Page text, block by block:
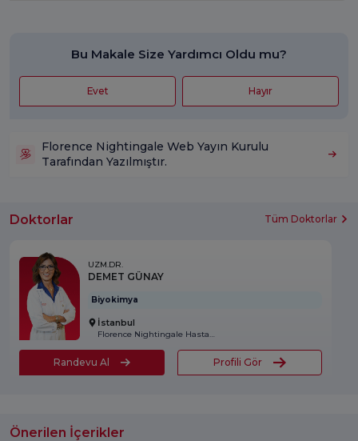
Bu Makale Size Yardımcı Oldu mu?
Evet Hayır
Florence Nightingale Web Yayın Kurulu
Tarafından Yazılmıştır.
Doktorlar Tüm Doktorlar
UZM.DR.
DEMET GÜNAY
Biyokimya
İstanbul
Florence Nightingale Hastanesi
Randevu Al Profili Gör
Önerilen İçerikler